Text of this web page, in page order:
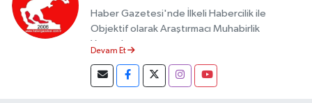
Haber Gazetesi'nde İlkeli Habercilik ile
Objektif olarak Araştırmacı Muhabirlik
Yapmaktayım.
Devam Et